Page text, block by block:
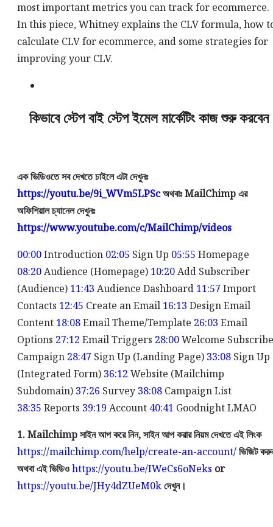
most important metrics you can track for ecommerce.
In this piece, Whitney explains the CLV formula, how
calculate CLV for ecommerce, and some strategies for
improving your CLV.
কিভাবে স্টেপ বাই স্টেপ ইমেল মার্কেটিং কাজ শুরু করবেন
এক ভিডিওতে সব দেখতে চাইলে এটা দেখুনঃ
https://youtu.be/9i_WVm5LPScঅথবাঃ MailChimp এর
অফিশিয়াল চ্যানেল দেখুনঃ
https://www.youtube.com/c/MailChimp/videos
00:00Introduction 02:05 Sign Up 05:55 Homepage
08:20Audience (Homepage) 10:20Add Subscriber
(Audience) 11:43 Audience Dashboard 11:57 Import
Contacts 12:45 Create an Email 16:13 Design Email
Content 18:08Email Theme/Template 26:03 Email
Options 27:12 Email Triggers 28:00Welcome
Campaign 28:47 Sign Up (Landing Page) 33:08 Sign Up
(Integrated Form) 36:12 Website (Mailchimp
Subdomain) 37:26 Survey 38:08 Campaign List
38:35 Reports 39:19 Account 40:41 Goodnight LMAO
1. Mailchimp সাইন আপ করে নিন, সাইন আপ করার নিয়ম দেখতে এই লিংক
https://mailchimp.com/help/create-an-account/ভিজিট
অথবা এই ভিডিওhttps://youtu.be/IWeCs6oNeks or
https://youtu.be/JHy4dZUeM0kদেখুন।